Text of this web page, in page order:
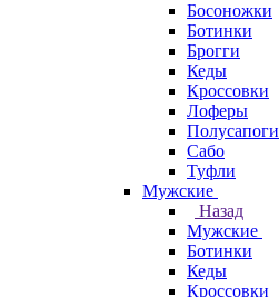
Босоножки
Ботинки
Брогги
Кеды
Кроссовки
Лоферы
Полусапоги
Сабо
Туфли
Мужские
Назад
Мужские
Ботинки
Кеды
Кроссовки